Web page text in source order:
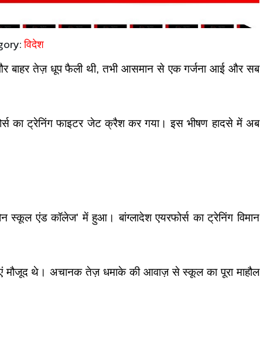
विदेश
बाहर तेज़ धूप फैली थी, तभी आसमान से एक गर्जना आई और सब
का ट्रेनिंग फाइटर जेट क्रैश कर गया। इस भीषण हादसे में अब
स्कूल एंड कॉलेज' में हुआ। बांग्लादेश एयरफोर्स का ट्रेनिंग विमान
थे। अचानक तेज़ धमाके की आवाज़ से स्कूल का पूरा माहौल